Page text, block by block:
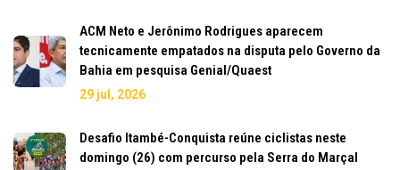
ACM Neto e Jerônimo Rodrigues aparecem
tecnicamente empatados na disputa pelo Governo da
Bahia em pesquisa Genial/Quaest
29 jul, 2026
Desafio Itambé-Conquista reúne ciclistas neste
domingo (26) com percurso pela Serra do Marçal